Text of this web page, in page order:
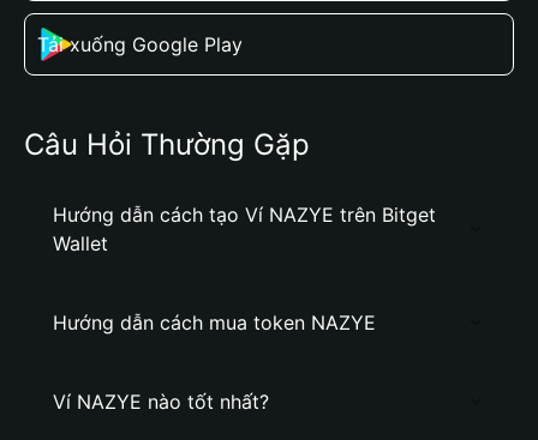
Tải xuống Google Play
Câu Hỏi Thường Gặp
Hướng dẫn cách tạo Ví NAZYE trên Bitget
Wallet
Hướng dẫn cách mua token NAZYE
Ví NAZYE nào tốt nhất?